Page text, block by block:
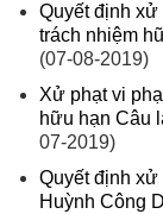
Quyết định
trách nhiệm
(07-08-2019)
Xử phạt vi
hữu hạn Câu
07-2019)
Quyết định
Huỳnh Công